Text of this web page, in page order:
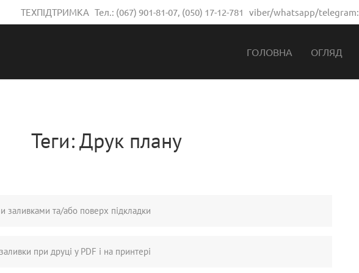
ТЕХПІДТРИМКА Тел.: (067) 901-81-07, (050) 17-12-781 viber/whatsapp/telegram:
ГОЛОВНА ОГЛЯД
Теги:Друк плану
заливками та/або поверх підкладки
при друці у PDF і на принтері